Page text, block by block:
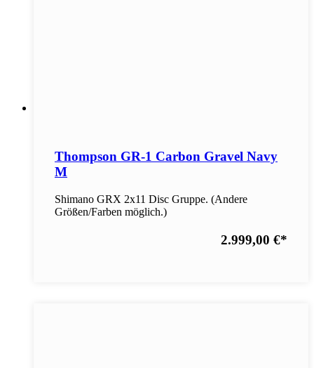
Thompson GR-1 Carbon Gravel Navy
M
Shimano GRX 2x11 Disc Gruppe. (Andere
Größen/Farben möglich.)
2.999,00 €*